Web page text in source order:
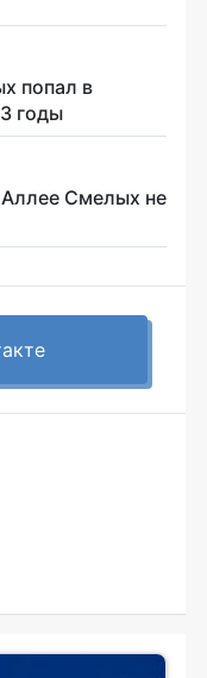
попал в
годы
Смелых не